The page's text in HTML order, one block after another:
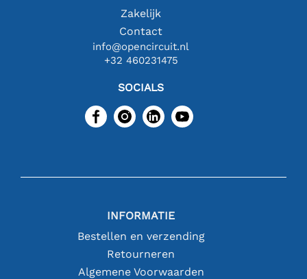
Zakelijk
Contact
info@opencircuit.nl
+32 460231475
SOCIALS
INFORMATIE
Bestellen en verzending
Retourneren
Algemene Voorwaarden